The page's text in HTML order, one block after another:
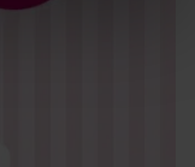
te
media te bieden
Ook delen we
met onze
en analyse. Deze